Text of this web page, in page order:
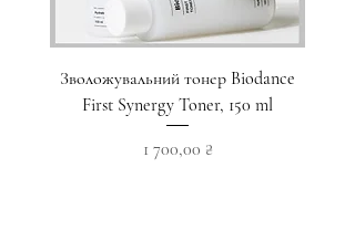
Зволожувальний тонер Biodance
First Synergy Toner, 150 ml
Ціна
1 700,00 ₴